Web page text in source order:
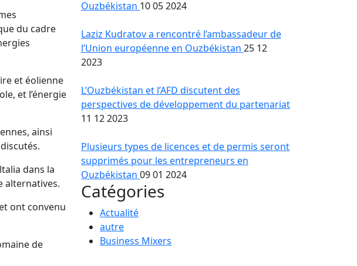
Ouzbékistan 10 05 2024
Laziz Kudratov a rencontré l’ambassadeur de
l’Union européenne en Ouzbékistan 25 12
2023
L’Ouzbékistan et l’AFD discutent des
perspectives de développement du partenariat
11 12 2023
Plusieurs types de licences et de permis seront
supprimés pour les entrepreneurs en
Ouzbékistan 09 01 2024
Catégories
Actualité
autre
Business Mixers
du cadre
et éolienne
et l’énergie
ainsi
dans la
alternatives.
ont convenu
de